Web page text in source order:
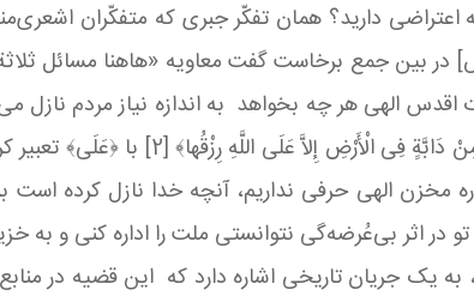
اعتراضی دارید؟ همان تفکّر جبری که متفکّران
در بین جمع برخاست گفت معاویه «هاهنا مسائل
إِلاَّ عِنْدَنا خَزائِنُهُ﴾ [1] ذات اقدس الهی هر چه بخواهد به اندازه
و عقرب عالَم عائله من هستند:
مخزن الهی حرفی نداریم، آنچه خدا نازل کرده است
در اثر بی‌عُرضه‌گی نتوانستی ملت را اداره کنی و به
یک جریان تاریخی اشاره دارد که این قضیه در منابع